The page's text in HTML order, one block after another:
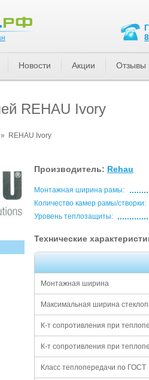
REHAU Ivory
» REHAU Ivory
Производитель: Rehau
Монтажная ширина рамы:
Количество камер рамы/створки:
Уровень теплозащиты:
Технические
Монтажная ширина
Максимальная ширина
К-т сопротивления при
К-т сопротивления при
Класс теплопередачи по ГОСТ
Новости Акции Отзывы